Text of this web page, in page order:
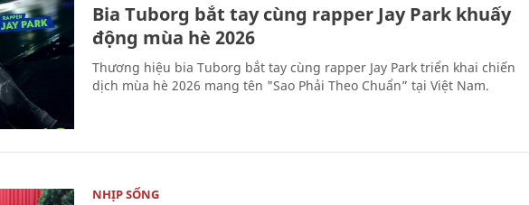
Bia Tuborg bắt tay cùng rapper Jay Park khuấy
động mùa hè 2026
Thương hiệu bia Tuborg bắt tay cùng rapper Jay Park triển khai chiến
dịch mùa hè 2026 mang tên "Sao Phải Theo Chuẩn” tại Việt Nam.
NHỊP SỐNG